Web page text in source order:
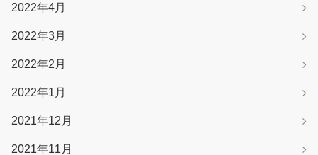
2022年4月
2022年3月
2022年2月
2022年1月
2021年12月
2021年11月